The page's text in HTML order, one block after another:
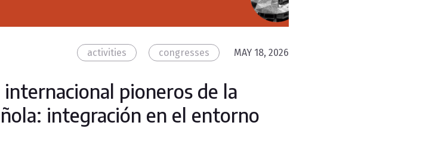
activities congresses MAY 18, 2026
pioneros de la
integración en el entorno